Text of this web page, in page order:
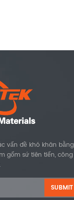
vấn đề khó khăn bằng
gốm sứ tiên tiến, công